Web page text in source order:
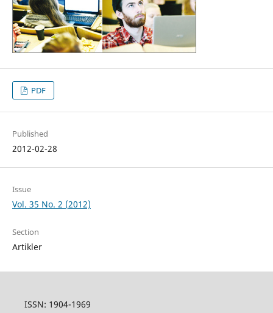
PDF
Published
2012-02-28
Issue
Vol. 35 No. 2 (2012)
Section
Artikler
ISSN: 1904-1969